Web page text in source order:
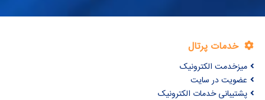
خدمات پرتال
میزخدمت الکترونیک
عضویت در سایت
پشتیبانی خدمات الکترونیک